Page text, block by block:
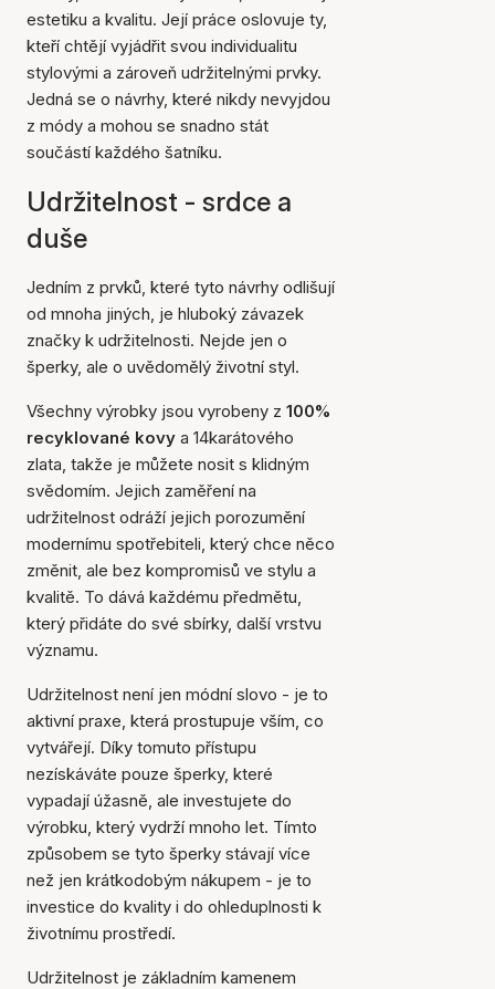
estetiku a kvalitu. Její práce oslovuje ty,
kteří chtějí vyjádřit svou individualitu
stylovými a zároveň udržitelnými prvky.
Jedná se o návrhy, které nikdy nevyjdou
z módy a mohou se snadno stát
součástí každého šatníku.
Udržitelnost - srdce a
duše
Jedním z prvků, které tyto návrhy odlišují
od mnoha jiných, je hluboký závazek
značky k udržitelnosti. Nejde jen o
šperky, ale o uvědomělý životní styl.
Všechny výrobky jsou vyrobeny z 100%
recyklované kovy a 14karátového
zlata, takže je můžete nosit s klidným
svědomím. Jejich zaměření na
udržitelnost odráží jejich porozumění
modernímu spotřebiteli, který chce něco
změnit, ale bez kompromisů ve stylu a
kvalitě. To dává každému předmětu,
který přidáte do své sbírky, další vrstvu
významu.
Udržitelnost není jen módní slovo - je to
aktivní praxe, která prostupuje vším, co
vytvářejí. Díky tomuto přístupu
nezískáváte pouze šperky, které
vypadají úžasně, ale investujete do
výrobku, který vydrží mnoho let. Tímto
způsobem se tyto šperky stávají více
než jen krátkodobým nákupem - je to
investice do kvality i do ohleduplnosti k
životnímu prostředí.
Udržitelnost je základním kamenem